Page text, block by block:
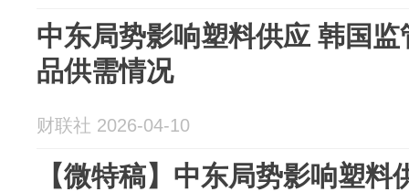
中东局势影响塑料供应 韩国
品供需情况
财联社 2026-04-10
【微特稿】中东局势影响塑